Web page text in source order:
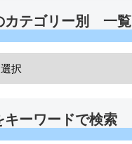
カテゴリー別 一覧
キーワードで検索